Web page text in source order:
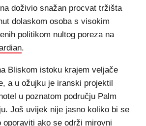
doživio snažan procvat tržišta
dolaskom osoba s visokim
politikom nultog poreza na
.
Bliskom istoku krajem veljače
a u ožujku je iranski projektil
u poznatom području Palm
Još uvijek nije jasno koliko bi se
oporaviti ako se održi mirovni